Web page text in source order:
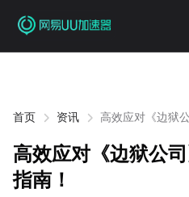
首页 资讯 高效应对《边狱
高效应对《边狱公
指南！